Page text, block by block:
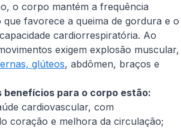
o corpo mantém a frequência
que favorece a queima de gordura e o
cardiorrespiratória. Ao
exigem explosão muscular,
glúteos, abdômen, braços e
benefícios para o corpo estão:
cardiovascular, com
coração e melhora da circulação;